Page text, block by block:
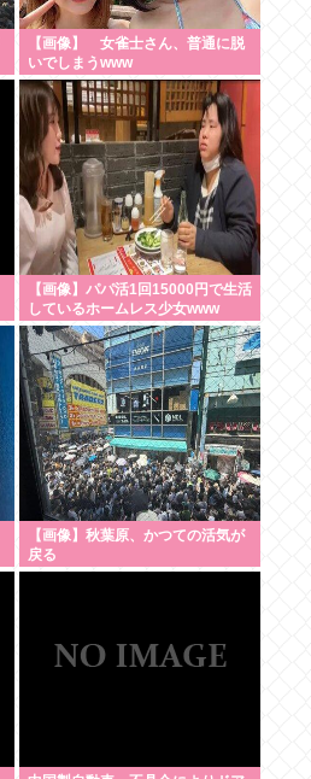
【画像】 女雀士さん、普通に脱
いでしまうwww
【画像】パパ活1回15000円で生活
しているホームレス少女www
【画像】秋葉原、かつての活気が
戻る